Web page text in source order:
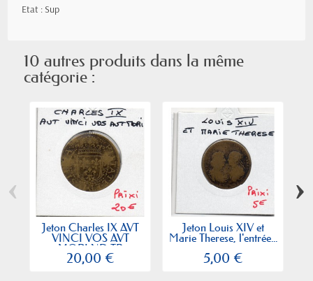
Etat : Sup
10 autres produits dans la même
catégorie :
Jeton Charles IX AVT
VINCI VOS AVT
MORI ND TB
20,00 €
Jeton Louis XIV et
Marie Therese, l'entrée...
5,00 €
‹ ›